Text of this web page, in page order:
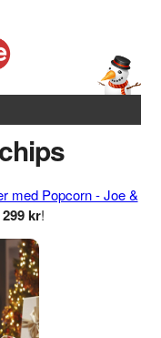
med Popcorn - Joe &
299 kr!